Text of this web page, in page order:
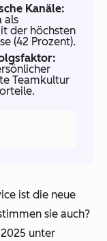
Kanäle:
als
der höchsten
(42 Prozent).
Teamkultur
ist die neue
sie auch?
unter